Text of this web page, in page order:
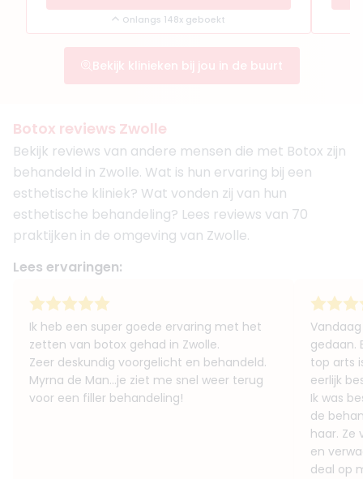
Onlangs 148x geboekt
Bekijk klinieken bij jou in de buurt
Botox reviews Zwolle
Bekijk reviews van andere mensen die met Botox zijn
behandeld in Zwolle. Wat is hun ervaring bij een
esthetische kliniek? Wat vonden zij van hun
esthetische behandeling? Lees reviews van 70
praktijken in de omgeving van Zwolle.
Lees ervaringen:
Ik heb een super goede ervaring met het
zetten van botox gehad in Zwolle.
Zeer deskundig voorgelicht en behandeld.
Myrna de Man...je ziet me snel weer terug
voor een filler behandeling!
gedaan.
top arts
eerlijk
Ik was
de
haar. Ze
en
deal op